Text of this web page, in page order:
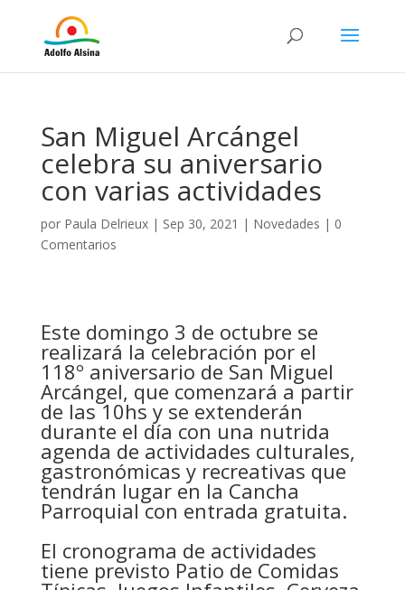
San Miguel Arcángel
celebra su aniversario
con varias actividades
por Paula Delrieux| Sep 30, 2021 | Novedades | 0
Comentarios
Este domingo 3 de octubre se
realizará la celebración por el
118º aniversario de San Miguel
Arcángel, que comenzará a partir
de las 10hs y se extenderán
durante el día con una nutrida
agenda de actividades culturales,
gastronómicas y recreativas que
tendrán lugar en la Cancha
Parroquial con entrada gratuita.
El cronograma de actividades
tiene previsto Patio de Comidas